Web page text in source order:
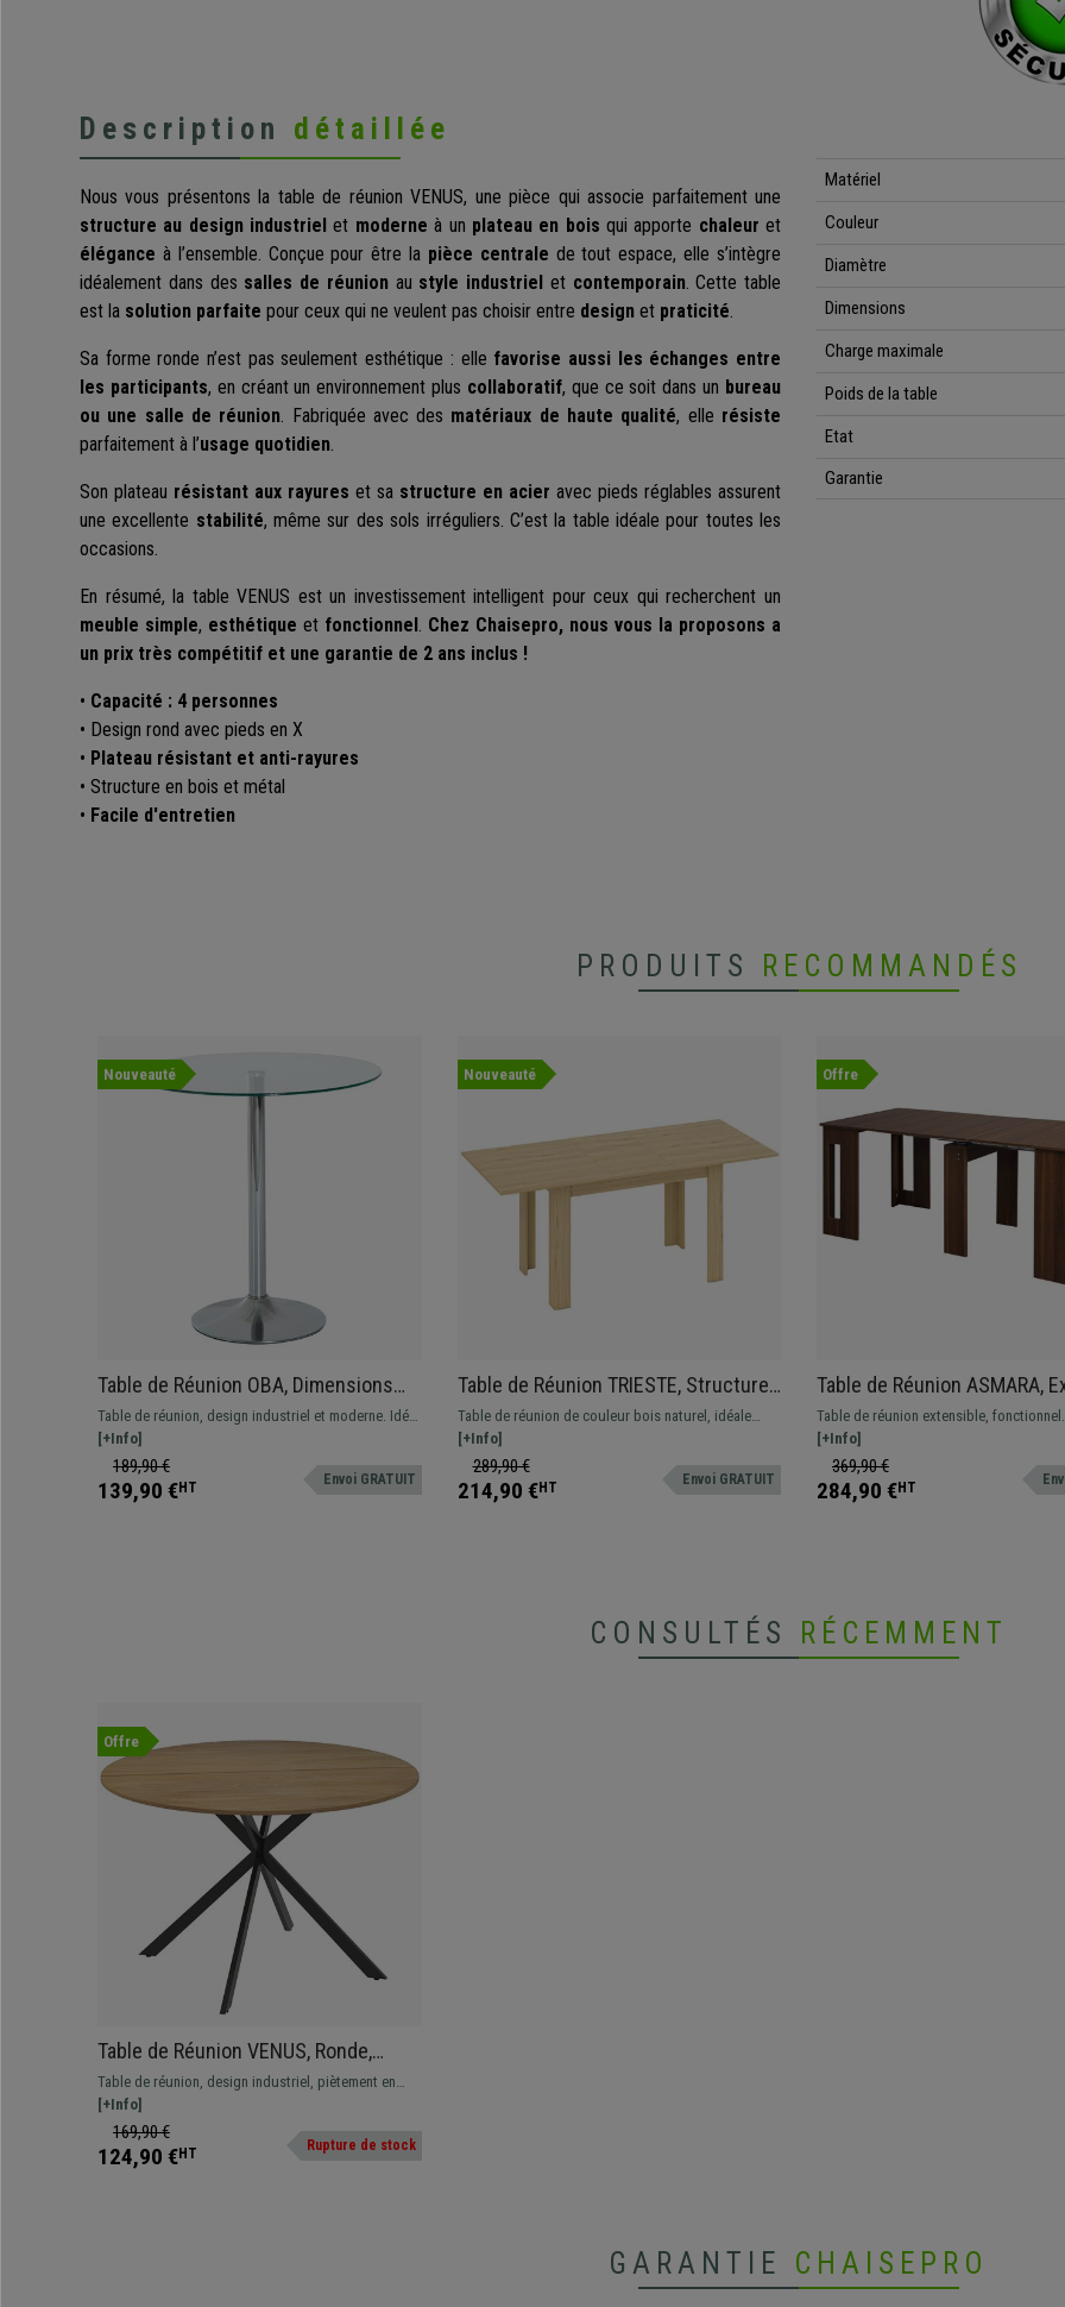
Description détaillée
Nous vous présentons la table de réunion VENUS, une pièce qui associe parfaitement une
structure au design industriel et moderne à un plateau en bois qui apporte chaleur et
élégance à l’ensemble. Conçue pour être la pièce centrale de tout espace, elle s’intègre
idéalement dans des salles de réunionau style industriel et contemporain. Cette table
est la solution parfaite pour ceux qui ne veulent pas choisir entre design et praticité.
Sa forme ronde n’est pas seulement esthétique : elle favorise aussi les échanges entre
les participants, en créant un environnement plus collaboratif, que ce soit dans un bureau
ou une salle de réunion. Fabriquée avec des matériaux de haute qualité, elle résiste
parfaitement à l’usage quotidien.
Son plateau résistant aux rayures et sa structure en acier avec pieds réglables assurent
une excellente stabilité, même sur des sols irréguliers. C’est la table idéale pour toutes les
occasions.
En résumé, la table VENUS est un investissement intelligent pour ceux qui recherchent un
meuble simple, esthétique et fonctionnel. Chez Chaisepro, nous vous la proposons a
un prix très compétitif et une garantie de 2 ans inclus !
• Capacité : 4 personnes
• Design rond avec pieds en X
• Plateau résistant et anti-rayures
• Structure en bois et métal
• Facile d'entretien
Matériel
Couleur
Diamètre
Dimensions
Charge maximale
Poids de la table
Etat
Garantie
PRODUITS RECOMMANDÉS
Nouveauté
Table de Réunion OBA, Dimensions
Ø70x74,5 cm, Verre Trempé et
Structure Métallique, Gris Chromé
Table de réunion, design industriel et moderne. Idéal
pour le bureau ou même la maison.
[+Info]
189,90 €
139,90 €HT Envoi GRATUIT
Nouveauté
Table de Réunion TRIESTE, Structure
en Bois, Extensible 140-180 cm,
Couleur Hêtre
Table de réunion de couleur bois naturel, idéale
pour les petits espaces où l'on a besoin d'une table
spacieuse. Dimensions max. 180 x 90 cm et 75 cm de
hauteur.
[+Info]
289,90 €
214,90 €HT Envoi GRATUIT
Offre
Table de Réunion ASMARA,
de 60 à 180 cm, en Bois,
Table de réunion extensible, fonctionnel.
parfaite pour le bureau ou la masion.
[+Info]
369,90 €
284,90 €HT
CONSULTÉS RÉCEMMENT
Offre
Table de Réunion VENUS, Ronde,
Structure en Acier, Ø120x75 cm, en
couleur Chêne
Table de réunion, design industriel, piètement en
acier, jusqu'à 4 personnes
[+Info]
169,90 €
124,90 €HT Rupture de stock
GARANTIE CHAISEPRO